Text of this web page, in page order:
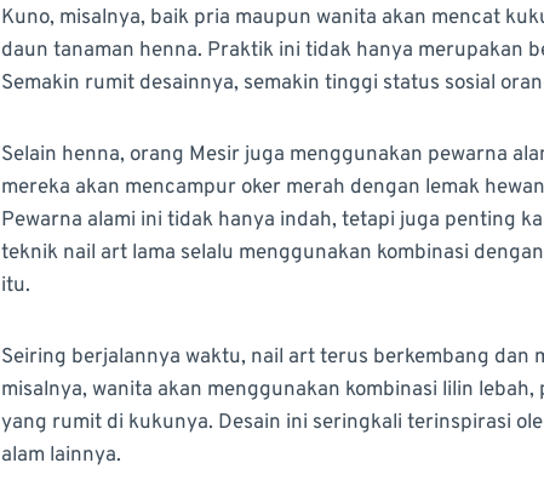
Kuno, misalnya, baik pria maupun wanita akan mencat
daun tanaman henna. Praktik ini tidak hanya merupakan
Semakin rumit desainnya, semakin tinggi status sosial
Selain henna, orang Mesir juga menggunakan pewarna
mereka akan mencampur oker merah dengan lemak
Pewarna alami ini tidak hanya indah, tetapi juga penting
teknik nail art lama selalu menggunakan kombinasi
itu.
Seiring berjalannya waktu, nail art terus berkembang dan
misalnya, wanita akan menggunakan kombinasi lilin
yang rumit di kukunya. Desain ini seringkali terinspirasi
alam lainnya.